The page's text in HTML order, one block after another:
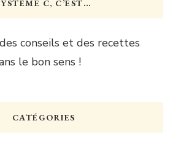
C, C’EST…
conseils et des recettes
le bon sens !
CATÉGORIES